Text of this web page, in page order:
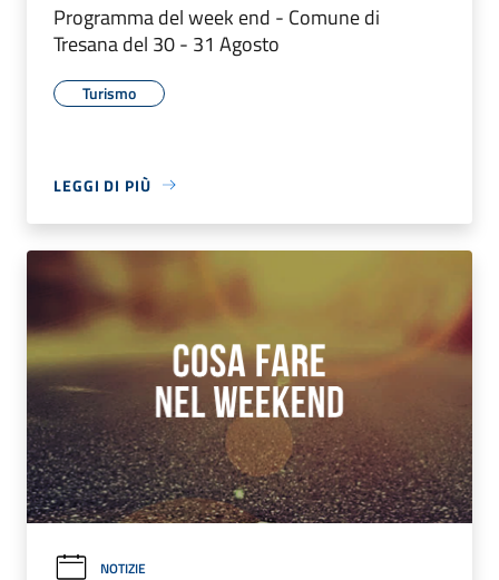
Programma del week end - Comune di
Tresana del 30 - 31 Agosto
Turismo
LEGGI DI PIÙ
NOTIZIE